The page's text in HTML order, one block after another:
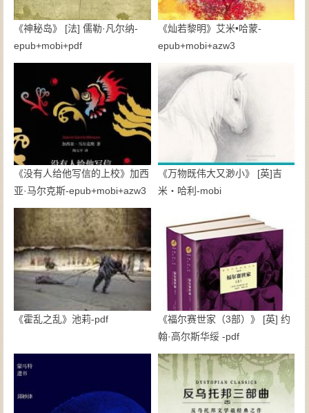
《神秘岛》 [法] 儒勒·凡尔纳-
epub+mobi+pdf
《灿若黎明》艾米•哈蒙-
epub+mobi+azw3
《没有人给他写信的上校》加西
亚·马尔克斯-epub+mobi+azw3
《万物既伟大又渺小》 [英]吉
米・哈利-mobi
《霍乱之乱》池莉-pdf
《福尔赛世家（3部）》 [英] 约
翰·高尔斯华绥 -pdf